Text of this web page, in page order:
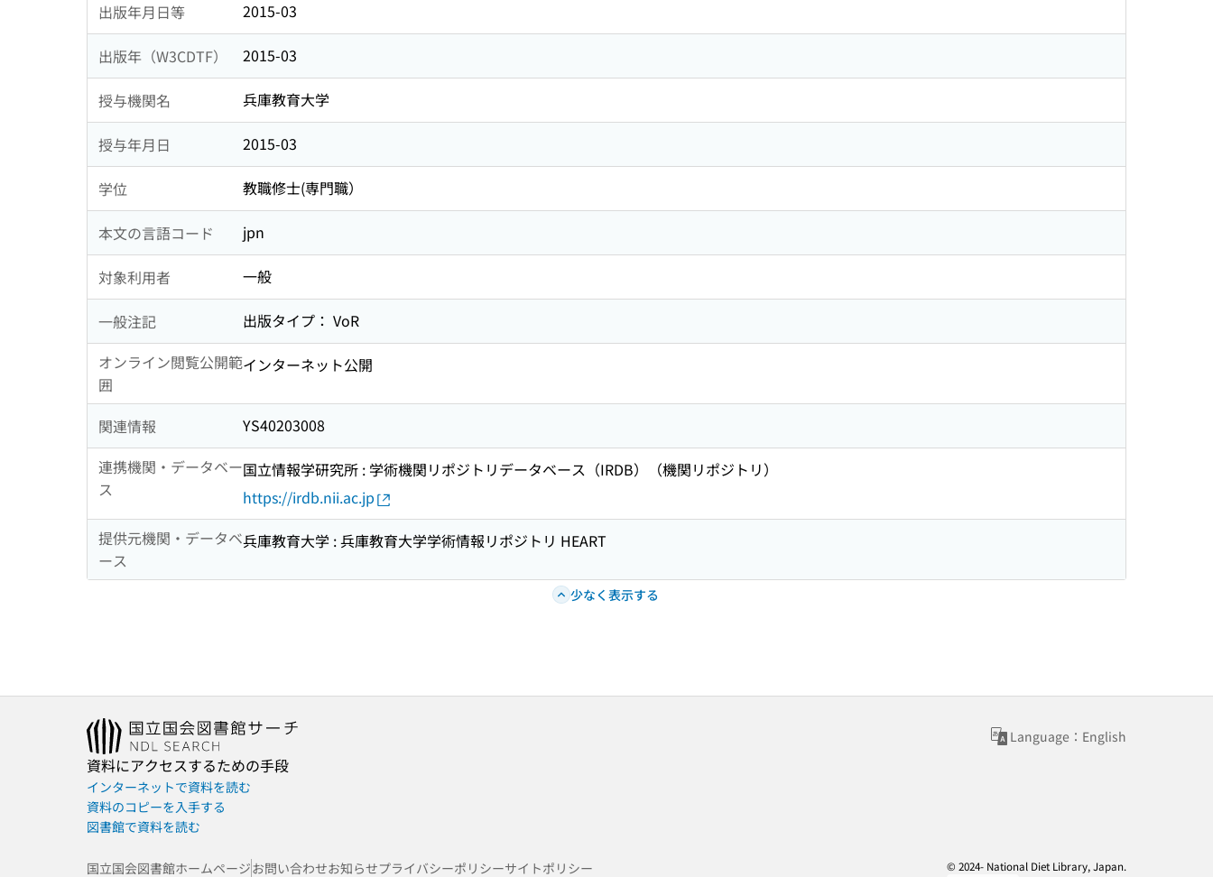
出版年月日等 2015-03
出版年（W3CDTF） 2015-03
授与機関名 兵庫教育大学
授与年月日 2015-03
学位 教職修士(専門職）
本文の言語コード jpn
対象利用者 一般
一般注記
出版タイプ： VoR
オンライン閲覧公開範
囲
インターネット公開
関連情報
YS40203008
連携機関・データベー
ス
国立情報学研究所 : 学術機関リポジトリデータベース（IRDB）（機関リポジトリ）
https://irdb.nii.ac.jp
提供元機関・データベ
ース
兵庫教育大学 : 兵庫教育大学学術情報リポジトリ HEART
少なく表示する
Language：English
資料にアクセスするための手段
インターネットで資料を読む
資料のコピーを入手する
図書館で資料を読む
国立国会図書館ホームページお問い合わせお知らせプライバシーポリシーサイトポリシー © 2024- National Diet Library, Japan.